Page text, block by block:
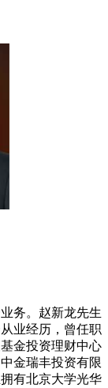
务。赵新龙先生
业经历，曾任职
金投资理财中心
金瑞丰投资有限
有北京大学光华